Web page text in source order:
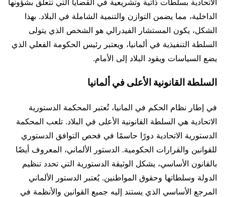
الاتحادية بسلطات ذاتية وتشريعية في القضايا التي تتعلق بشؤونها
الداخلية، مما يضمن التوازن والتنمية الشاملة في البلاد. بهذا
الشكل، يكون المستشار الفيدرالي هو الشخص الذي يتولى
السلطة التنفيذية في ألمانيا، ويعتبر رئيس الحكومة الفعلي الذي
يضع السياسات ويقود البلاد إلى الأمام.
السلطة القانونية الأعلى في ألمانيا
في إطار نظام الحكم في المانيا، تُعتبر المحكمة الدستورية
الاتحادية هي السلطة القانونية الأعلى في البلاد. تلعب المحكمة
الدستورية الاتحادية دورًا حاسمًا في فحص التوافق الدستوري
للقوانين والقرارات الحكومية. الدستور الألماني، المعروف أيضًا
بالقانون الأساسي، يشكل الوثيقة الدستورية التي تحدد تنظيم
الدولة وسلطاتها وحقوق المواطنين. يُعتبر الدستور الألماني
المرجع الأساسي الذي يستند إليه جميع القوانين والأنظمة في